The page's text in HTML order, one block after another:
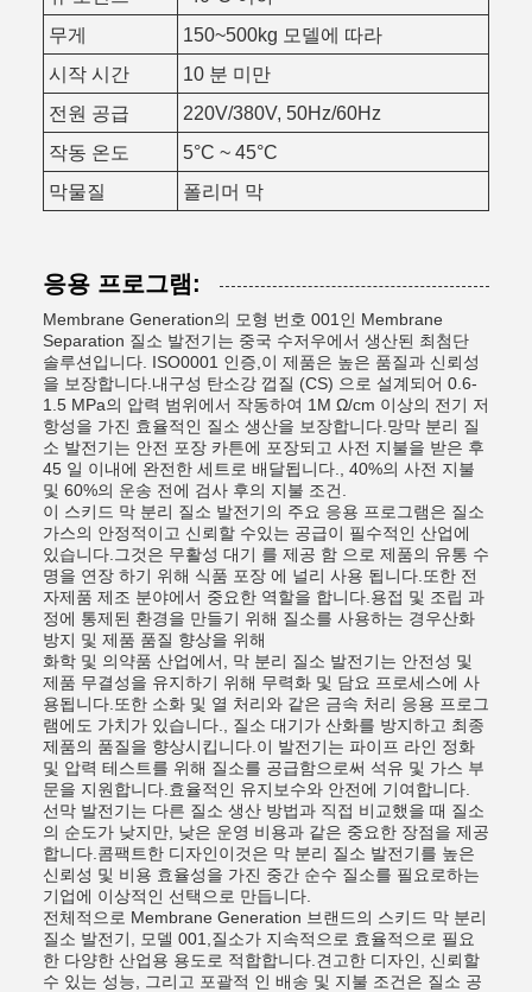
무게
150~500kg 모델에 따라
시작 시간
10 분 미만
전원 공급
220V/380V, 50Hz/60Hz
작동 온도
5°C ~ 45°C
막물질
폴리머 막
응용 프로그램:
Membrane Generation의 모형 번호 001인 Membrane
Separation 질소 발전기는 중국 수저우에서 생산된 최첨단
솔루션입니다. ISO0001 인증,이 제품은 높은 품질과 신뢰성
을 보장합니다.내구성 탄소강 껍질 (CS) 으로 설계되어 0.6-
1.5 MPa의 압력 범위에서 작동하여 1M Ω/cm 이상의 전기 저
항성을 가진 효율적인 질소 생산을 보장합니다.망막 분리 질
소 발전기는 안전 포장 카튼에 포장되고 사전 지불을 받은 후
45 일 이내에 완전한 세트로 배달됩니다., 40%의 사전 지불
및 60%의 운송 전에 검사 후의 지불 조건.
이 스키드 막 분리 질소 발전기의 주요 응용 프로그램은 질소
가스의 안정적이고 신뢰할 수있는 공급이 필수적인 산업에
있습니다.그것은 무활성 대기 를 제공 함 으로 제품의 유통 수
명을 연장 하기 위해 식품 포장 에 널리 사용 됩니다.또한 전
자제품 제조 분야에서 중요한 역할을 합니다.용접 및 조립 과
정에 통제된 환경을 만들기 위해 질소를 사용하는 경우산화
방지 및 제품 품질 향상을 위해
화학 및 의약품 산업에서, 막 분리 질소 발전기는 안전성 및
제품 무결성을 유지하기 위해 무력화 및 담요 프로세스에 사
용됩니다.또한 소화 및 열 처리와 같은 금속 처리 응용 프로그
램에도 가치가 있습니다., 질소 대기가 산화를 방지하고 최종
제품의 품질을 향상시킵니다.이 발전기는 파이프 라인 정화
및 압력 테스트를 위해 질소를 공급함으로써 석유 및 가스 부
문을 지원합니다.효율적인 유지보수와 안전에 기여합니다.
선막 발전기는 다른 질소 생산 방법과 직접 비교했을 때 질소
의 순도가 낮지만, 낮은 운영 비용과 같은 중요한 장점을 제공
합니다.콤팩트한 디자인이것은 막 분리 질소 발전기를 높은
신뢰성 및 비용 효율성을 가진 중간 순수 질소를 필요로하는
기업에 이상적인 선택으로 만듭니다.
전체적으로 Membrane Generation 브랜드의 스키드 막 분리
질소 발전기, 모델 001,질소가 지속적으로 효율적으로 필요
한 다양한 산업용 용도로 적합합니다.견고한 디자인, 신뢰할
수 있는 성능, 그리고 포괄적 인 배송 및 지불 조건은 질소 공